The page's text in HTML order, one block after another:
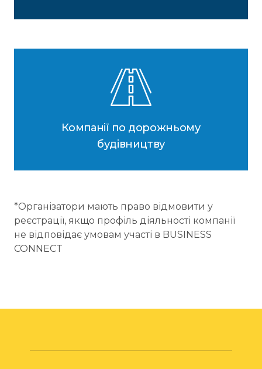
Компанії по дорожньому
будівництву
*Організатори мають право відмовити у
реєстрації, якщо профіль діяльності компанії
не відповідає умовам участі в BUSINESS
CONNECT